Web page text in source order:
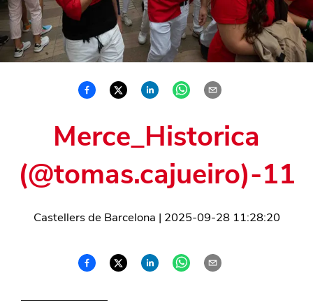
Merce_Historica
(@tomas.cajueiro)-11
Castellers de Barcelona | 2025-09-28 11:28:20